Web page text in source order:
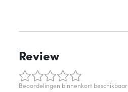
Review
Beoordelingen binnenkort beschikbaar